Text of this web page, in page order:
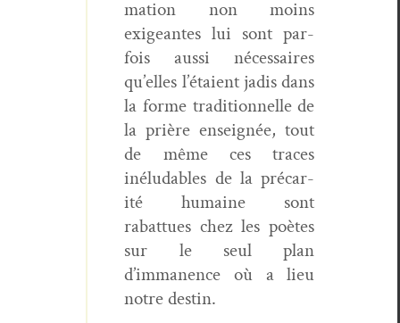
ma­tion non moins
exigeantes lui sont par­
fois aus­si néces­saires
qu’elles l’étaient jadis dans
la forme tra­di­tion­nelle de
la prière enseignée, tout
de même ces traces
inélud­ables de la pré­car­
ité humaine sont
rabattues chez les poètes
sur le seul plan
d’immanence où a lieu
notre destin.